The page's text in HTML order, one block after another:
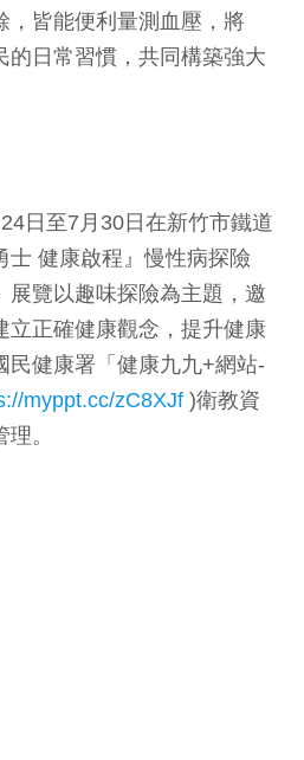
，皆能便利量測血壓，將
的日常習慣，共同構築強大
日至7月30日在新竹市鐵道
士 健康啟程』慢性病探險
展覽以趣味探險為主題，邀
立正確健康觀念，提升健康
民健康署「健康九九+網站-
myppt.cc/zC8XJf )衛教資
。